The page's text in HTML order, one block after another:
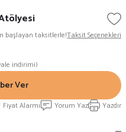
başlayan taksitlerle!Taksit Seçenekleri
indirimi)
Ver
Fiyat Alarmı Yorum Yaz Yazdır